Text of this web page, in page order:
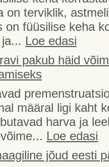
on terviklik,
on füüsilise keha
Loe edasi
pakub häid
määral ligi kaht
harva ja
Loe edasi
jõud eesti